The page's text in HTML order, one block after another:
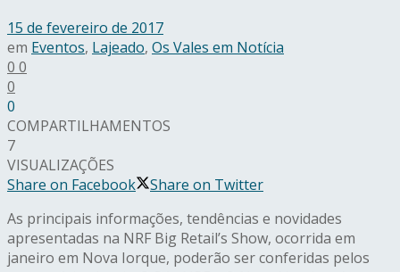
15 de fevereiro de 2017
em Eventos, Lajeado, Os Vales em Notícia
0 0
0
0
COMPARTILHAMENTOS
7
VISUALIZAÇÕES
Share on Facebook
Share on Twitter
As principais informações, tendências e novidades
apresentadas na NRF Big Retail’s Show, ocorrida em
janeiro em Nova Iorque, poderão ser conferidas pelos